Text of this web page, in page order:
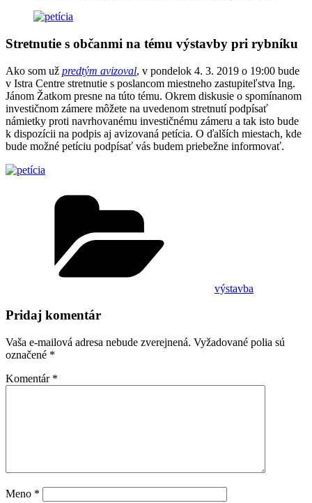
Stretnutie s občanmi na tému výstavby pri rybníku
Ako som už predtým avizoval, v pondelok 4. 3. 2019 o 19:00 bude
v Istra Centre stretnutie s poslancom miestneho zastupiteľstva Ing.
Jánom Žatkom presne na túto tému. Okrem diskusie o spomínanom
investičnom zámere môžete na uvedenom stretnutí podpísať
námietky proti navrhovanému investičnému zámeru a tak isto bude
k dispozícii na podpis aj avizovaná petícia. O ďalších miestach, kde
bude možné petíciu podpísať vás budem priebežne informovať.
výstavba
Pridaj komentár
Vaša e-mailová adresa nebude zverejnená. Vyžadované polia sú
označené *
Komentár *
Meno *